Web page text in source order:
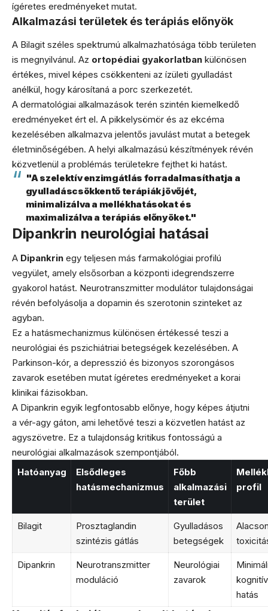
ígéretes eredményeket mutat.
Alkalmazási területek és terápiás előnyök
A Bilagit széles spektrumú alkalmazhatósága több területen
is megnyilvánul. Az ortopédiai gyakorlatban különösen
értékes, mivel képes csökkenteni az ízületi gyulladást
anélkül, hogy károsítaná a porc szerkezetét.
A dermatológiai alkalmazások terén szintén kiemelkedő
eredményeket ért el. A pikkelysömör és az ekcéma
kezelésében alkalmazva jelentős javulást mutat a betegek
életminőségében. A helyi alkalmazású készítmények révén
közvetlenül a problémás területekre fejthet ki hatást.
"A szelektív enzimgátlás forradalmasíthatja a
gyulladáscsökkentő terápiák jövőjét,
minimalizálva a mellékhatásokat és
maximalizálva a terápiás előnyöket."
Dipankrin neurológiai hatásai
A Dipankrin egy teljesen más farmakológiai profilú
vegyület, amely elsősorban a központi idegrendszerre
gyakorol hatást. Neurotranszmitter modulátor tulajdonságai
révén befolyásolja a dopamin és szerotonin szinteket az
agyban.
Ez a hatásmechanizmus különösen értékessé teszi a
neurológiai és pszichiátriai betegségek kezelésében. A
Parkinson-kór, a depresszió és bizonyos szorongásos
zavarok esetében mutat ígéretes eredményeket a korai
klinikai fázisokban.
A Dipankrin egyik legfontosabb előnye, hogy képes átjutni
a vér-agy gáton, ami lehetővé teszi a közvetlen hatást az
agyszövetre. Ez a tulajdonság kritikus fontosságú a
neurológiai alkalmazások szempontjából.
Hatóanyag
Elsődleges
hatásmechanizmus
Főbb
alkalmazási
terület
profil
Bilagit
Prosztaglandin
szintézis gátlás
Gyulladásos
betegségek
Dipankrin
Neurotranszmitter
moduláció
Neurológiai
zavarok
kognitív
hatás